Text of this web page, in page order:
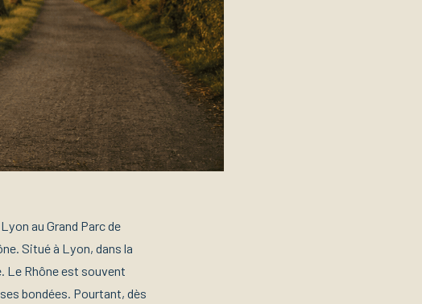
au Grand Parc de
Situé à Lyon, dans la
Le Rhône est souvent
bondées. Pourtant, dès